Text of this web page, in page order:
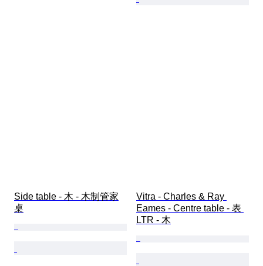
Side table - 木 - 木制管家
桌
Vitra - Charles & Ray
Eames - Centre table - 表
LTR - 木